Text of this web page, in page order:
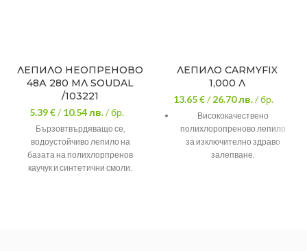
ЛЕПИЛО НЕОПРЕНОВО
48А 280 МЛ SOUDAL
/103221
5.39 €/10.54лв./ бр.
Бързовтвърдяващо се,
водоустойчиво лепило на
базата на полихлорпренов
каучук и синтетични смоли.
ЛЕПИЛО CARMYFIX
1,000 Л
13.65 €/26.70лв./ бр.
Висококачествено
полихлоропреново лепило
за изключително здраво
залепване.